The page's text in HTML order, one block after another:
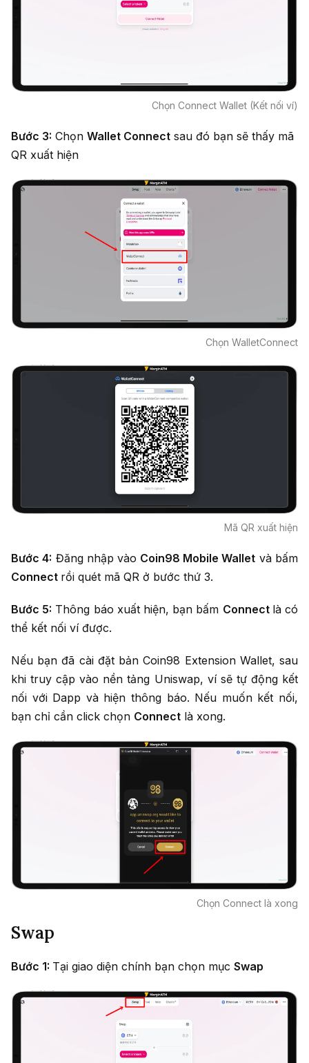
Chọn Connect Wallet (Kết nối ví)
Bước 3: Chọn Wallet Connect sau đó bạn sẽ thấy mã
QR xuất hiện
Chọn WalletConnect
Mã QR xuất hiện
Bước 4: Đăng nhập vào Coin98 Mobile Wallet và bấm
Connect rồi quét mã QR ở bước thứ 3.
Bước 5: Thông báo xuất hiện, bạn bấm Connect là có
thể kết nối ví được.
Nếu bạn đã cài đặt bản Coin98 Extension Wallet, sau
khi truy cập vào nền tảng Uniswap, ví sẽ tự động kết
nối với Dapp và hiện thông báo. Nếu muốn kết nối,
bạn chỉ cần click chọn Connect là xong.
Chọn Connect là xong
Swap
Bước 1: Tại giao diện chính bạn chọn mục Swap